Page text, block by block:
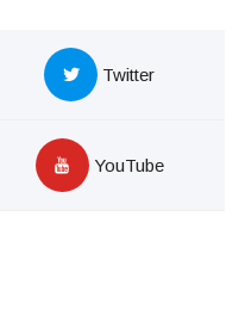
Twitter
YouTube